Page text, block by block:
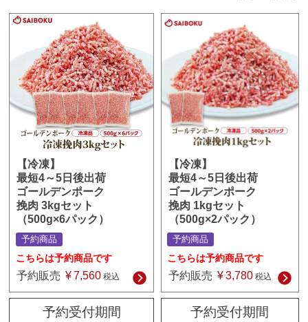
【冷凍】
最短4～5日後出荷
ゴールデンポーク
挽肉 3kgセット
（500g×6パック）
予約商品
こちらは予約商品です
予約販売 ¥ 7,560 税込
予約受付期間
【冷凍】
最短4～5日後出荷
ゴールデンポーク
挽肉 1kgセット
（500g×2パック）
予約商品
こちらは予約商品です
予約販売 ¥3,780 税込
予約受付期間